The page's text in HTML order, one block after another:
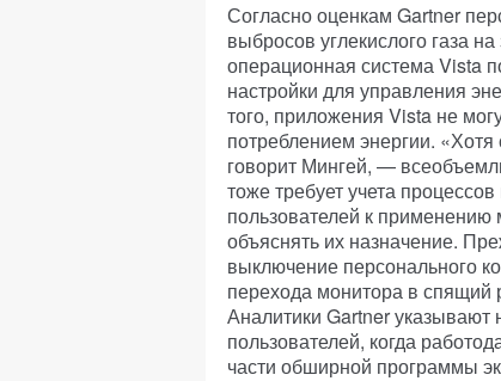
Согласно оценкам Gartner
выбросов углекислого газа
операционная система Vista
настройки для управления
того, приложения Vista не
потреблением энергии.
говорит Мингей, —
тоже требует учета
пользователей к
объяснять их назначение.
выключение персонального
перехода монитора в спящий
Аналитики Gartner указывают
пользователей, когда
части обширной программы